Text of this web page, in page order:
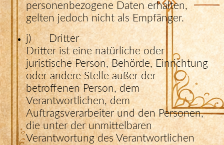
personenbezogene Daten erhalten,
gelten jedoch nicht als Empfänger.
j) Dritter
Dritter ist eine natürliche oder
juristische Person, Behörde, Einrichtung
oder andere Stelle außer der
betroffenen Person, dem
Verantwortlichen, dem
Auftragsverarbeiter und den Personen,
die unter der unmittelbaren
Verantwortung des Verantwortlichen